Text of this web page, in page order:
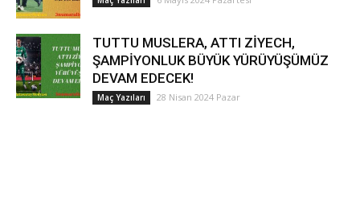
TUTTU MUSLERA, ATTI ZİYECH,
ŞAMPİYONLUK BÜYÜK YÜRÜYÜŞÜMÜZ
DEVAM EDECEK!
Maç Yazıları 28 Nisan 2024 Pazar